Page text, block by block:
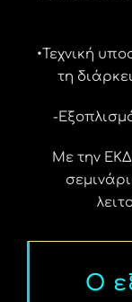
•Τεχνική
τη
-
Με την
Ο